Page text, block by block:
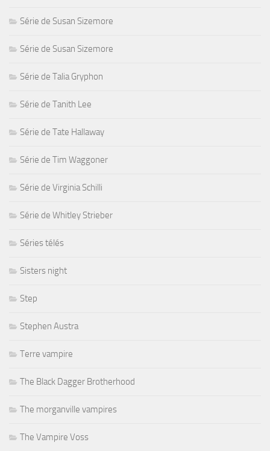
Série de Susan Sizemore
Série de Susan Sizemore
Série de Talia Gryphon
Série de Tanith Lee
Série de Tate Hallaway
Série de Tim Waggoner
Série de Virginia Schilli
Série de Whitley Strieber
Séries télés
Sisters night
Step
Stephen Austra
Terre vampire
The Black Dagger Brotherhood
The morganville vampires
The Vampire Voss